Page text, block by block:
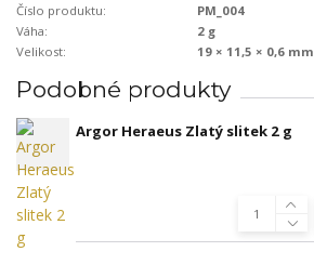
Číslo produktu:
PM_004
Váha:
2 g
Velikost:
19 × 11,5 × 0,6 mm
Podobné produkty
Argor Heraeus Zlatý slitek 2 g